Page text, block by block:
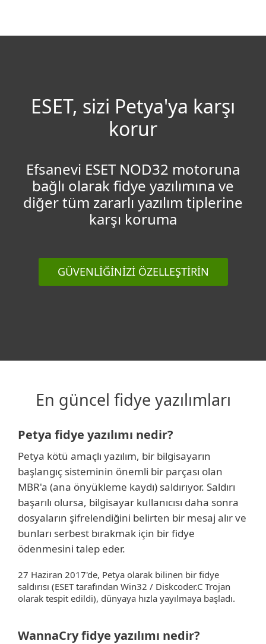
ESET, sizi Petya'ya karşı
korur
Efsanevi ESET NOD32 motoruna
bağlı olarak fidye yazılımına ve
diğer tüm zararlı yazılım tiplerine
karşı koruma
GÜVENLİĞİNİZİ ÖZELLEŞTİRİN
En güncel fidye yazılımları
Petya fidye yazılımı nedir?
Petya kötü amaçlı yazılım, bir bilgisayarın
başlangıç sisteminin önemli bir parçası olan
MBR'a (ana önyükleme kaydı) saldırıyor. Saldırı
başarılı olursa, bilgisayar kullanıcısı daha sonra
dosyaların şifrelendiğini belirten bir mesaj alır ve
bunları serbest bırakmak için bir fidye
ödenmesini talep eder.
27 Haziran 2017'de, Petya olarak bilinen bir fidye
saldırısı (ESET tarafından Win32 / Diskcoder.C Trojan
olarak tespit edildi), dünyaya hızla yayılmaya başladı.
WannaCry fidye yazılımı nedir?